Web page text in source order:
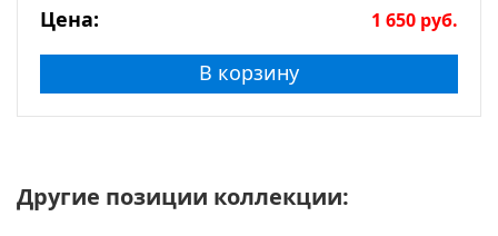
Цена: 1 650 руб.
В корзину
Другие позиции коллекции: